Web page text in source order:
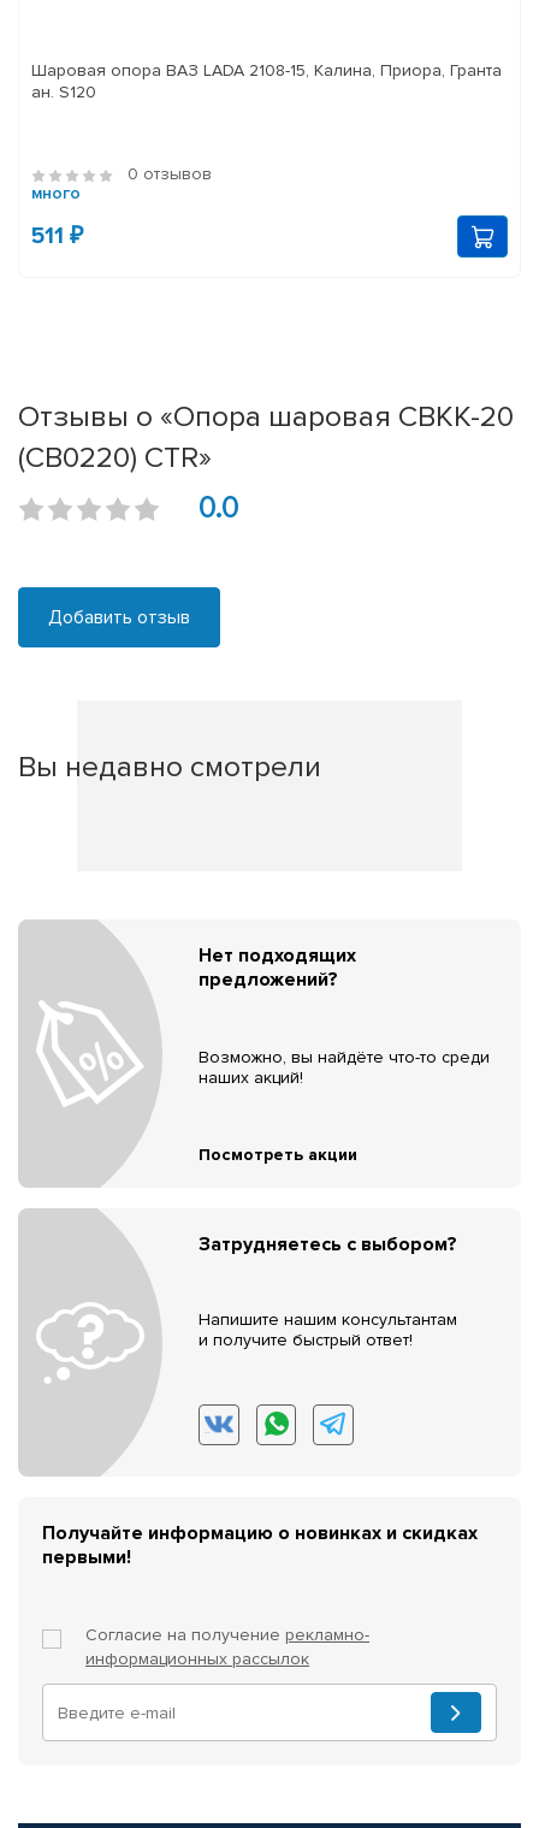
Шаровая опора ВАЗ LADA 2108-15, Калина, Приора, Гранта
ан. S120
0 отзывов
много
511 ₽
Отзывы о «Опора шаровая CBKK-20
(CB0220) CTR»
0.0
Добавить отзыв
Вы недавно смотрели
Нет подходящих
предложений?
Возможно, вы найдёте что-то среди
наших акций!
Посмотреть акции
Затрудняетесь с выбором?
Напишите нашим консультантам
и получите быстрый ответ!
Получайте информацию о новинках и скидках
первыми!
Согласие на получение рекламно-
информационных рассылок